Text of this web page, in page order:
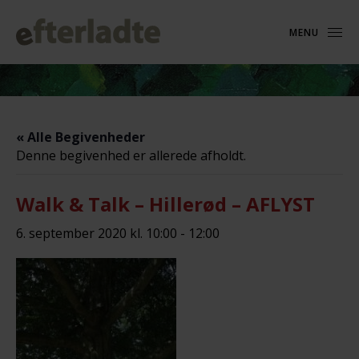
MENU
« Alle Begivenheder
Denne begivenhed er allerede afholdt.
Walk & Talk – Hillerød – AFLYST
6. september 2020 kl. 10:00 - 12:00